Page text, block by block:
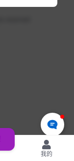
我的